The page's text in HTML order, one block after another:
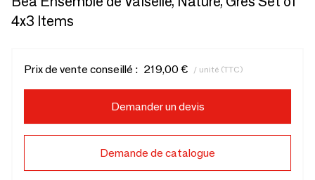
4x3 Items
Prix de vente conseillé : 219,00 € / unité (TTC)
Demander un devis
Demande de catalogue